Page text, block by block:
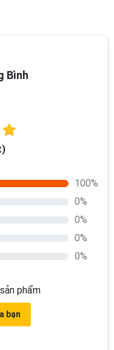
Bình
100%
0%
0%
0%
0%
phẩm
bạn